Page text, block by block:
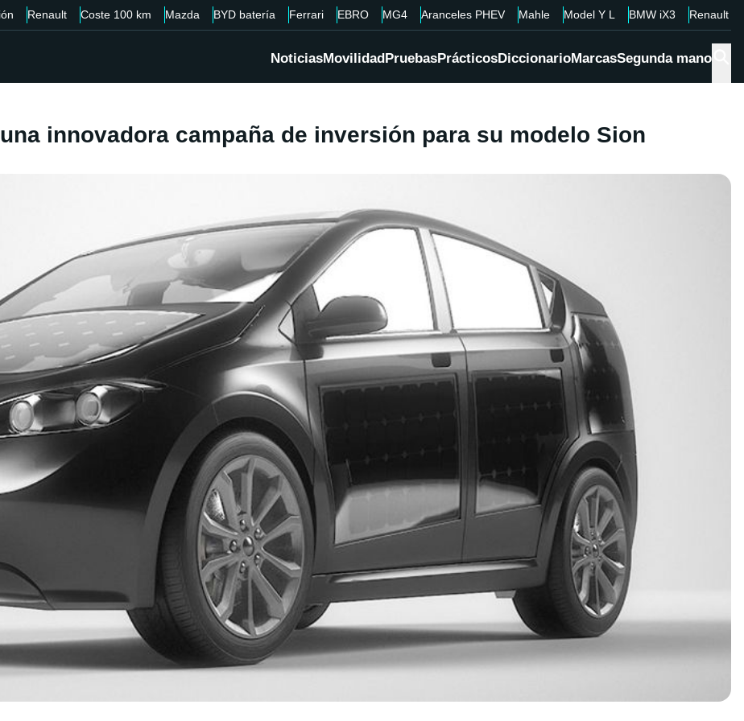
Renault Coste 100 km Mazda BYD batería Ferrari EBRO MG4 Aranceles PHEV Mahle Model Y L BMW iX3 Renault
NoticiasMovilidadPruebasPrácticosDiccionarioMarcasSegunda mano
innovadora campaña de inversión para su modelo Sion